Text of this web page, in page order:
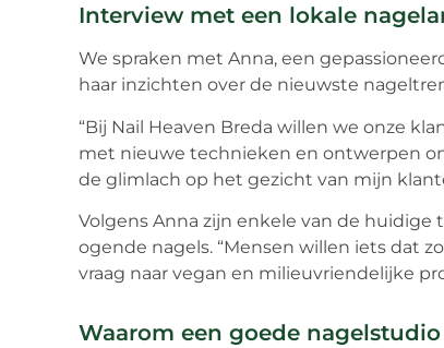
Interview met een lokale
We spraken met Anna, een
haar inzichten over de nieuwste
“Bij Nail Heaven Breda willen we onze
met nieuwe technieken en ontwerpen
de glimlach op het gezicht van mijn
Volgens Anna zijn enkele van de
ogende nagels. “Mensen willen iets dat
vraag naar vegan en milieuvriendelijke
Waarom een goede